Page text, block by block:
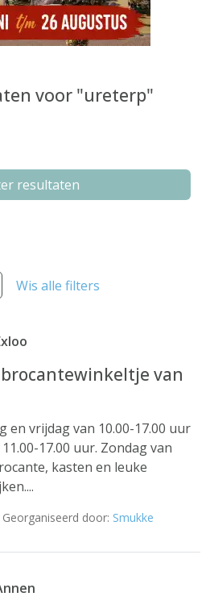
voor "ureterp"
resultaten
Wis alle filters
van
en vrijdag van 10.00-17.00 uur
17.00 uur. Zondag van
kasten en leuke
door: Smukke